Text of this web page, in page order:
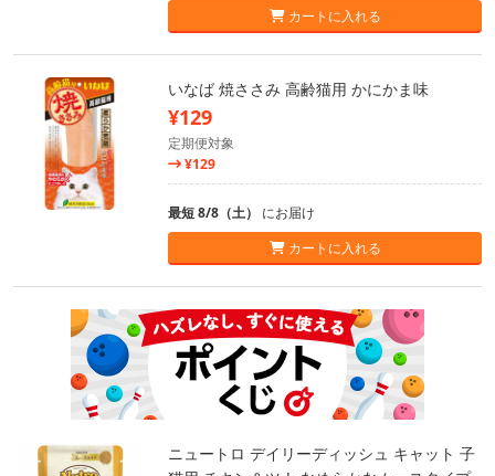
カートに入れる
いなば 焼ささみ 高齢猫用 かにかま味
¥129
定期便対象
¥129
最短 8/8（土） にお届け
カートに入れる
ニュートロ デイリーディッシュ キャット 子